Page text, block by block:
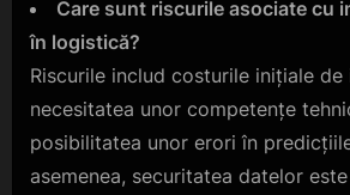
Care sunt riscurile asociate cu
în logistică?
Riscurile includ costurile inițiale de
necesitatea unor competențe
posibilitatea unor erori în
asemenea, securitatea datelor